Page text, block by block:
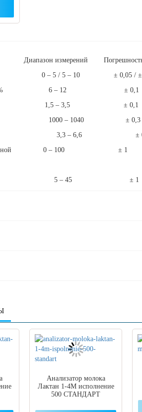
измерений
% 0 – 5 / 5 – 10 ± 0,05 / ±
СОМО, % 6 – 12 ± 0,1
белка, % 1,5 – 3,5 ± 0,1
1000 – 1040 ± 0,3
% 3,3 – 6,6 ±
добавленной 0 – 100 ± 1
°С 5 – 45 ± 1
Анализатор молока
Лактан 1-4М исполнение
500 СТАНДАРТ